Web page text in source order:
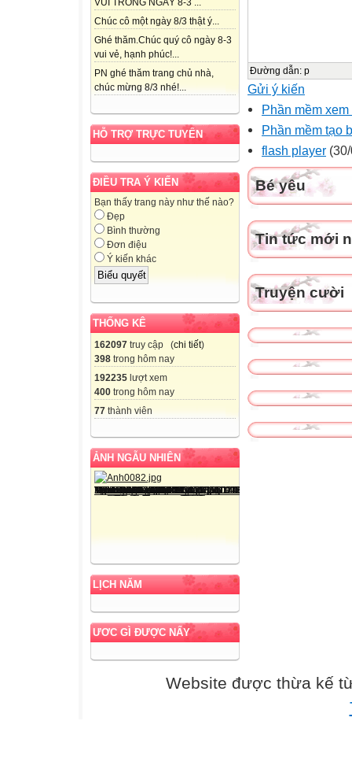
VUI TRONG NGÀY 8-3 ...
Chúc cô một ngày 8/3 thật ý...
Ghé thăm.Chúc quý cô ngày 8-3
vui vẻ, hạnh phúc!...
PN ghé thăm trang chủ nhà,
chúc mừng 8/3 nhé!...
HỖ TRỢ TRỰC TUYẾN
ĐIỀU TRA Ý KIẾN
Bạn thấy trang này như thế nào?
Đẹp
Bình thường
Đơn điệu
Ý kiến khác
THỐNG KÊ
162097 truy cập (chi tiết)
398 trong hôm nay
192235 lượt xem
400 trong hôm nay
77 thành viên
ẢNH NGẪU NHIÊN
LỊCH NĂM
ƯƠC GÌ ĐƯỢC NẤY
Đường dẫn: p
Gửi ý kiến
Phần mềm
Phần mềm tạo
flash player
Bé yêu
Tin tức mới
Truyện cười
Website được thừa kế